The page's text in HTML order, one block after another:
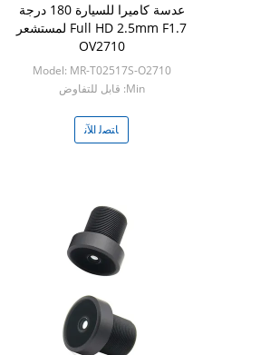
عدسة كاميرا للسيارة 180 درجة
Full HD 2.5mm F1.7 لمستشعر
OV2710
Model: MR-T02517S-O2710
Min: قابل للتفاوض
ﺎﺘﺼﻟ ﺍﻶﻧ